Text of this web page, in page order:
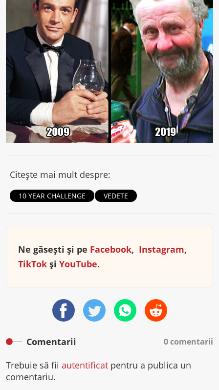
Citește mai mult despre:
10 YEAR CHALLENGE VEDETE
Ne găsești și pe Facebook, Instagram,
TikTok și YouTube.
Comentarii 0 comentarii
Trebuie să fii autentificat pentru a publica un
comentariu.